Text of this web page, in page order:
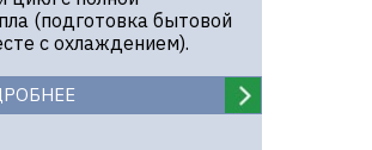
(подготовка бытовой
с охлаждением).